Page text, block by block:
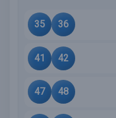
35 36
41 42
47 48